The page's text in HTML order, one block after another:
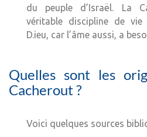
du peuple d’Israël. La
véritable discipline de
D.ieu, car l’âme aussi, a
Quelles sont les
Cacherout ?
Voici quelques sources